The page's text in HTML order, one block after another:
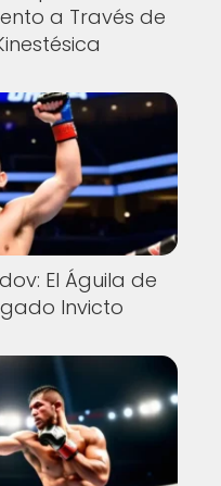
a Través de
El Águila de
Invicto